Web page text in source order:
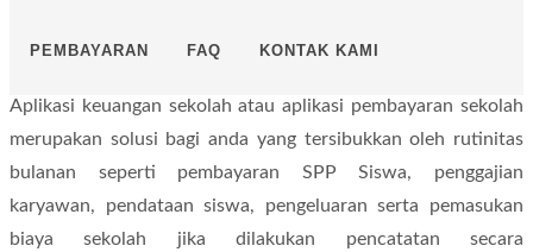
PEMBAYARAN FAQ KONTAK KAMI
Aplikasi keuangan sekolah atau aplikasi pembayaran sekolah
merupakan solusi bagi anda yang tersibukkan oleh rutinitas
bulanan seperti pembayaran SPP Siswa, penggajian
karyawan, pendataan siswa, pengeluaran serta pemasukan
biaya sekolah jika dilakukan pencatatan secara